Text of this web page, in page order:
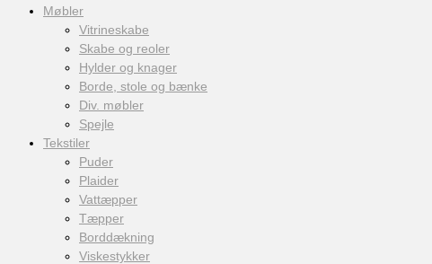
Møbler
Vitrineskabe
Skabe og reoler
Hylder og knager
Borde, stole og bænke
Div. møbler
Spejle
Tekstiler
Puder
Plaider
Vattæpper
Tæpper
Borddækning
Viskestykker